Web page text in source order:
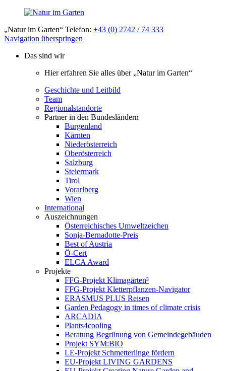
„Natur im Garten“ Telefon: +43 (0) 2742 / 74 333
Navigation überspringen
Das sind wir
Hier erfahren Sie alles über „Natur im Garten“
Geschichte und Leitbild
Team
Regionalstandorte
Partner in den Bundesländern
Burgenland
Kärnten
Niederösterreich
Oberösterreich
Salzburg
Steiermark
Tirol
Vorarlberg
Wien
International
Auszeichnungen
Österreichisches Umweltzeichen
Sonja-Bernadotte-Preis
Best of Austria
Ö-Cert
ELCA Award
Projekte
FFG-Projekt Klimagärten³
FFG-Projekt Kletterpflanzen-Navigator
ERASMUS PLUS Reisen
Garden Pedagogy in times of climate crisis
ARCADIA
Plants4cooling
Beratung Begrünung von Gemeindegebäuden
Projekt SYM:BIO
LE-Projekt Schmetterlinge fördern
EU-Projekt LIVING GARDENS